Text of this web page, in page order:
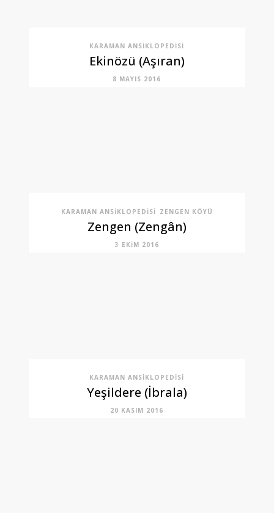
KARAMAN ANSIKLOPEDISI
Ekinözü (Aşıran)
8 MAYIS 2016
KARAMAN ANSIKLOPEDISI ZENGEN KÖYÜ
Zengen (Zengân)
3 EKIM 2016
KARAMAN ANSIKLOPEDISI
Yeşildere (İbrala)
20 KASIM 2016